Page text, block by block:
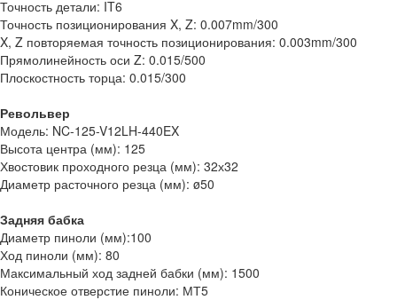
Точность детали: IT6
Точность позиционирования X, Z: 0.007mm/300
X, Z повторяемая точность позиционирования: 0.003mm/300
Прямолинейность оси Z: 0.015/500
Плоскостность торца: 0.015/300
Револьвер
Модель: NC-125-V12LH-440EX
Высота центра (мм): 125
Хвостовик проходного резца (мм): 32х32
Диаметр расточного резца (мм): ø50
Задняя бабка
Диаметр пиноли (мм):100
Ход пиноли (мм): 80
Максимальный ход задней бабки (мм): 1500
Коническое отверстие пиноли: МТ5